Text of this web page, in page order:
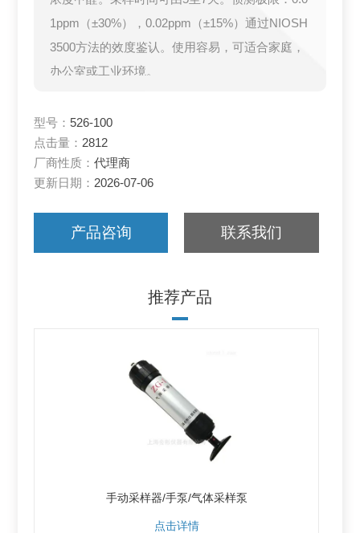
1ppm（±30%），0.02ppm（±15%）通过NIOSH
3500方法的效度鉴认。使用容易，可适合家庭，
办公室或工业环境。
型号： 526-100
点击量： 2812
厂商性质：代理商
更新日期： 2026-07-06
产品咨询 联系我们
推荐产品
手动采样器/手泵/气体采样泵
点击详情